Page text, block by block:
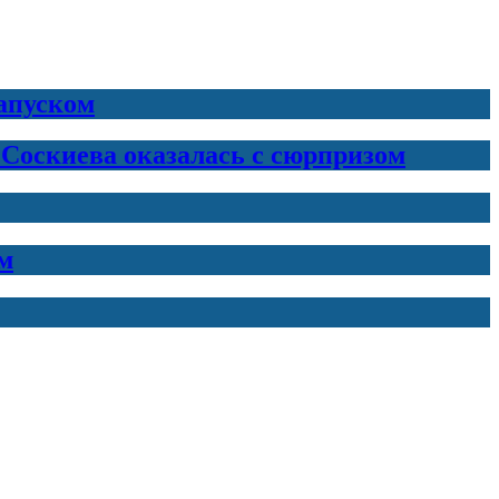
оказалась с сюрпризом